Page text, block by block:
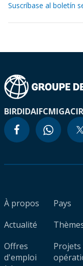
Suscríbase al boletín
BIRDIDAIFCMIGA
À propos
Actualité
Offres
d'emploi
Pays
Projets